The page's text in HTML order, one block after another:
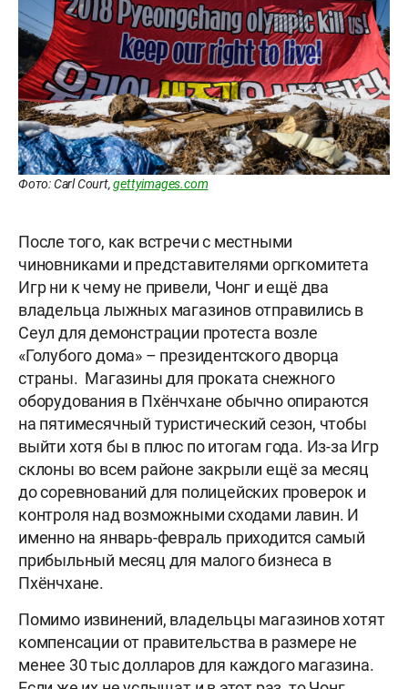
Фото: Carl Court,gettyimages.com
После того, как встречи с местными
чиновниками и представителями оргкомитета
Игр ни к чему не привели, Чонг и ещё два
владельца лыжных магазинов отправились в
Сеул для демонстрации протеста возле
«Голубого дома» – президентского дворца
страны. Магазины для проката снежного
оборудования в Пхёнчхане обычно опираются
на пятимесячный туристический сезон, чтобы
выйти хотя бы в плюс по итогам года. Из-за Игр
склоны во всем районе закрыли ещё за месяц
до соревнований для полицейских проверок и
контроля над возможными сходами лавин. И
именно на январь-февраль приходится самый
прибыльный месяц для малого бизнеса в
Пхёнчхане.
Помимо извинений, владельцы магазинов хотят
компенсации от правительства в размере не
менее 30 тыс долларов для каждого магазина.